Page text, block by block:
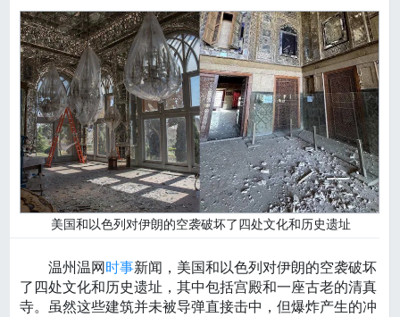
美国和以色列对伊朗的空袭破坏了四处文化和历史遗址
温州温网 时事新闻，美国和以色列对伊朗的空袭破坏
了四处文化和历史遗址，其中包括宫殿和一座古老的清真
寺。虽然这些建筑并未被导弹直接击中，但爆炸产生的冲